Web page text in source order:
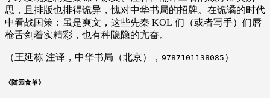
思，且排版也排得诡异，愧对中华书局的招牌。在诡谲的时代
中看战国策：虽是爽文，这些先秦 KOL 们（或者写手）们唇
枪舌剑着实精彩，也有种隐隐的亢奋。
（王延栋 注译，中华书局（北京）， 9787101138085 ）
《随园食单》